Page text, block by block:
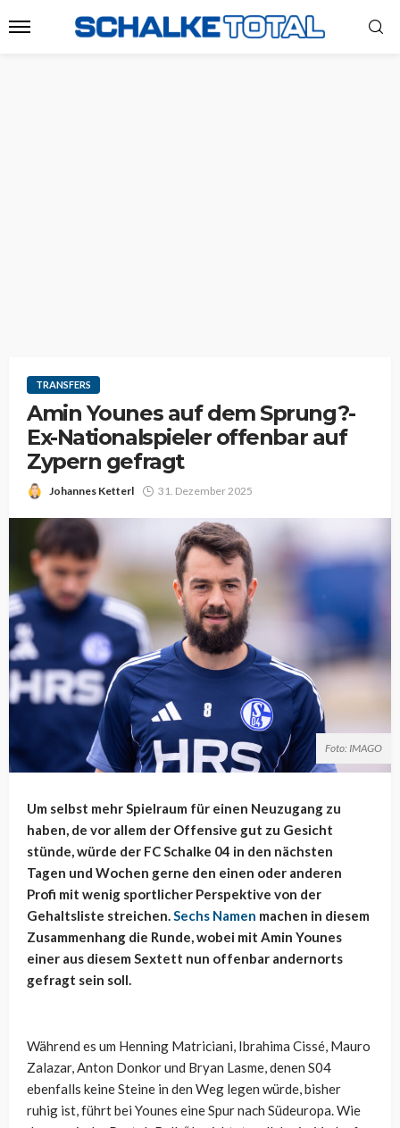
TRANSFERS
Amin Younes auf dem Sprung?-
Ex-Nationalspieler offenbar auf
Zypern gefragt
Johannes Ketterl 31. Dezember 2025
Foto: IMAGO
Um selbst mehr Spielraum für einen Neuzugang zu
haben, de vor allem der Offensive gut zu Gesicht
stünde, würde der FC Schalke 04 in den nächsten
Tagen und Wochen gerne den einen oder anderen
Profi mit wenig sportlicher Perspektive von der
Gehaltsliste streichen.Sechs Namen machen in diesem
Zusammenhang die Runde, wobei mit Amin Younes
einer aus diesem Sextett nun offenbar andernorts
gefragt sein soll.
Während es um Henning Matriciani, Ibrahima Cissé, Mauro
Zalazar, Anton Donkor und Bryan Lasme, denen S04
ebenfalls keine Steine in den Weg legen würde, bisher
ruhig ist, führt bei Younes eine Spur nach Südeuropa. Wie